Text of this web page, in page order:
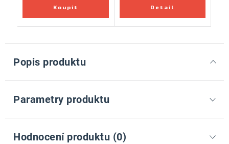
Popis produktu
Parametry produktu
Hodnocení produktu (0)